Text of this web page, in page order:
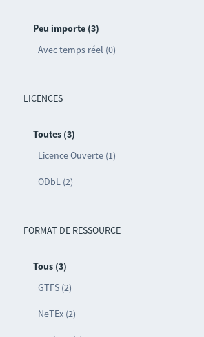
Peu importe (3)
Avec temps réel (0)
LICENCES
Toutes (3)
Licence Ouverte (1)
ODbL (2)
FORMAT DE RESSOURCE
Tous (3)
GTFS (2)
NeTEx (2)